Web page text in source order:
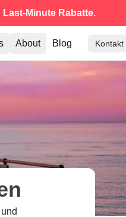
Last-Minute Rabatte.
About Blog Kontakt